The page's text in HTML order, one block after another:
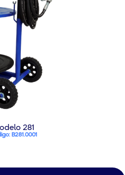
281
B281.0001